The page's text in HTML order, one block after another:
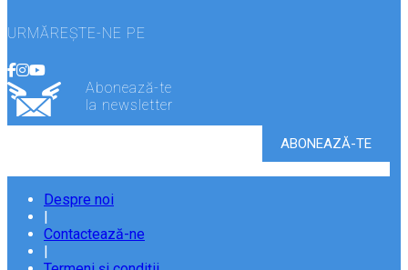
URMĂREȘTE-NE PE
Abonează-te
la newsletter
Despre noi
|
Contactează-ne
|